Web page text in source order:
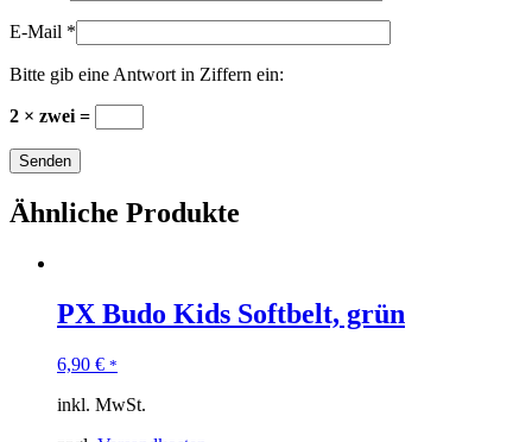
E-Mail *
Bitte gib eine Antwort in Ziffern ein:
2 × zwei =
Ähnliche Produkte
PX Budo Kids Softbelt, grün
6,90 € *
inkl. MwSt.